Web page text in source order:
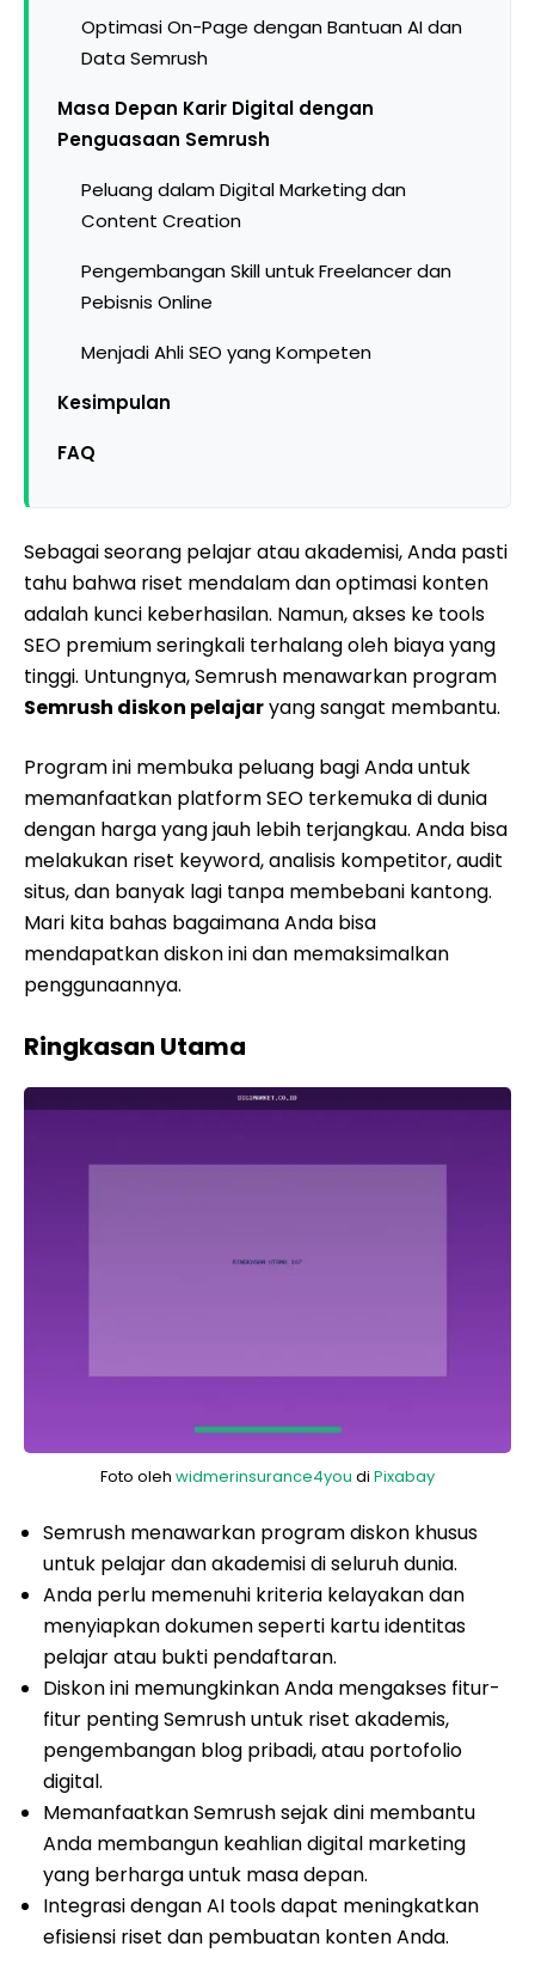
Optimasi On-Page dengan Bantuan AI dan
Data Semrush
Masa Depan Karir Digital dengan
Penguasaan Semrush
Peluang dalam Digital Marketing dan
Content Creation
Pengembangan Skill untuk Freelancer dan
Pebisnis Online
Menjadi Ahli SEO yang Kompeten
Kesimpulan
FAQ
Sebagai seorang pelajar atau akademisi, Anda pasti
tahu bahwa riset mendalam dan optimasi konten
adalah kunci keberhasilan. Namun, akses ke tools
SEO premium seringkali terhalang oleh biaya yang
tinggi. Untungnya, Semrush menawarkan program
Semrush diskon pelajaryang sangat membantu.
Program ini membuka peluang bagi Anda untuk
memanfaatkan platform SEO terkemuka di dunia
dengan harga yang jauh lebih terjangkau. Anda bisa
melakukan riset keyword, analisis kompetitor, audit
situs, dan banyak lagi tanpa membebani kantong.
Mari kita bahas bagaimana Anda bisa
mendapatkan diskon ini dan memaksimalkan
penggunaannya.
Ringkasan Utama
Foto oleh widmerinsurance4you di Pixabay
Semrush menawarkan program diskon khusus
untuk pelajar dan akademisi di seluruh dunia.
Anda perlu memenuhi kriteria kelayakan dan
menyiapkan dokumen seperti kartu identitas
pelajar atau bukti pendaftaran.
Diskon ini memungkinkan Anda mengakses fitur-
fitur penting Semrush untuk riset akademis,
pengembangan blog pribadi, atau portofolio
digital.
Memanfaatkan Semrush sejak dini membantu
Anda membangun keahlian digital marketing
yang berharga untuk masa depan.
Integrasi dengan AI tools dapat meningkatkan
efisiensi riset dan pembuatan konten Anda.